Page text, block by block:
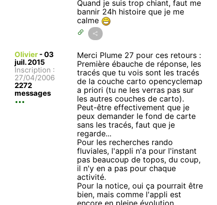
Quand je suis trop chiant, faut me
bannir 24h histoire que je me
calme
Olivier - 03
juil. 2015
Inscription :
27/04/2006
2272
messages
Merci Plume 27 pour ces retours :
Première ébauche de réponse, les
tracés que tu vois sont les tracés
de la couche carto opencyclemap
a priori (tu ne les verras pas sur
les autres couches de carto).
Peut-être effectivement que je
peux demander le fond de carte
sans les tracés, faut que je
regarde...
Pour les recherches rando
fluviales, l'appli n'a pour l'instant
pas beaucoup de topos, du coup,
il n'y en a pas pour chaque
activité.
Pour la notice, oui ça pourrait être
bien, mais comme l'appli est
encore en pleine évolution,